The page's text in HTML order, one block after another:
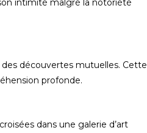
intimité malgré la notoriété
découvertes mutuelles. Cette
profonde.
dans une galerie d’art